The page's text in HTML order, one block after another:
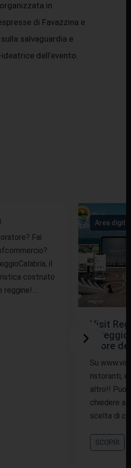
in
di Favazzina e
salvaguardia e
dell’evento.
Fai
il
costruito
reggine!…
Area
Visit
a
cuore
Su
ristoranti,
altro!! Puoi
chiedere a
scelta di
SCOPRI